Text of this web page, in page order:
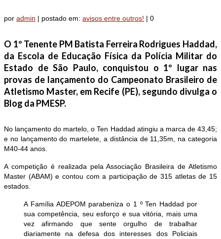
por admin | postado em: avisos entre outros! | 0
O 1º Tenente PM Batista Ferreira Rodrigues Haddad,
da Escola de Educação Física da Polícia Militar do
Estado de São Paulo, conquistou o 1º lugar nas
provas de lançamento do Campeonato Brasileiro de
Atletismo Master, em Recife (PE), segundo divulga o
Blog da PMESP.
No lançamento do martelo, o Ten Haddad atingiu a marca de 43,45;
e no lançamento do martelete, a distância de 11,35m, na categoria
M40-44 anos.
A competição é realizada pela Associação Brasileira de Atletismo
Master (ABAM) e contou com a participação de 315 atletas de 15
estados.
A Família ADEPOM parabeniza o 1 º Ten Haddad por
sua competência, seu esforço e sua vitória, mais uma
vez afirmando que sente orgulho de trabalhar
diariamente na defesa dos interesses dos Policiais